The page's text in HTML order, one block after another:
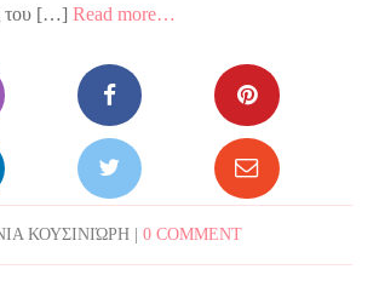
του […]Read more…
ΚΟΥΣΙΝΙΏΡΗ |0 COMMENT